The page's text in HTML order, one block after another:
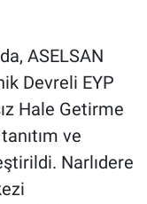
ASELSAN
Devreli EYP
Hale Getirme
ve
Narlıdere